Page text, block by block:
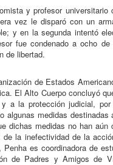
y profesor universitario
vez le disparó con un
y en la segunda intentó
fue condenado a ocho
de libertad.
de Estados
El Alto Cuerpo concluyó
a la protección judicial,
medidas destinadas
dichas medidas no han aún
la inefectividad de la
es coordinadora de
de Padres y Amigos de